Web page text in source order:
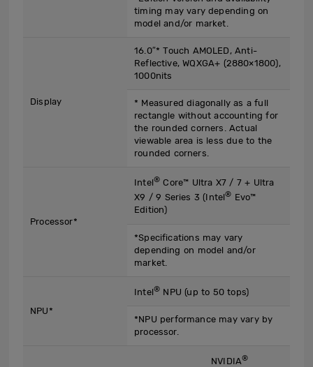
timing may vary depending on
model and/or market.
Display
16.0″* Touch AMOLED, Anti-
Reflective, WQXGA+ (2880×1800),
1000nits
* Measured diagonally as a full
rectangle without accounting for
the rounded corners. Actual
viewable area is less due to the
rounded corners.
Processor*
Intel® Core™ Ultra X7 / 7 + Ultra
X9 / 9 Series 3 (Intel® Evo™
Edition)
*Specifications may vary
depending on model and/or
market.
NPU*
Intel® NPU (up to 50 tops)
*NPU performance may vary by
processor.
NVIDIA®